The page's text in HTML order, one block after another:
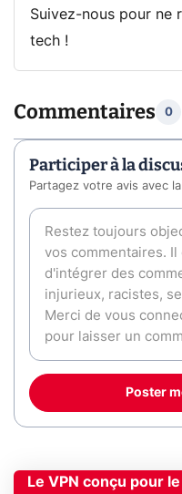
Suivez-nous pour ne
tech !
Commentaires 0
Participer à la
Partagez votre avis avec
Poster
Le VPN conçu pour